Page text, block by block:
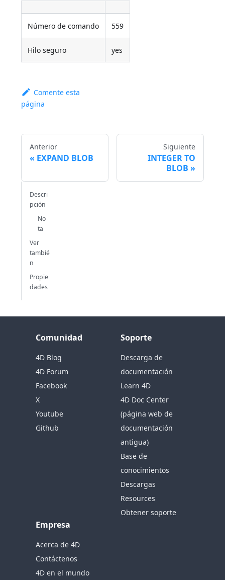
Número de comando 559
Hilo seguro yes
Comente esta
página
Anterior
EXPAND BLOB
Siguiente
INTEGER TO
BLOB
Descri
pción
No
ta
Ver
tambié
n
Propie
dades
Comunidad
4D Blog
4D Forum
Facebook
X
Youtube
Github
Soporte
Descarga de
documentación
Learn 4D
4D Doc Center
(página web de
documentación
antigua)
Base de
conocimientos
Descargas
Resources
Obtener soporte
Empresa
Acerca de 4D
Contáctenos
4D en el mundo